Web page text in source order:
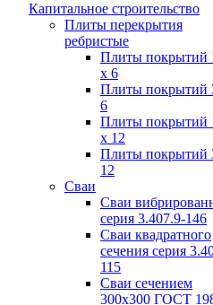
Капитальное строительство
Плиты перекрытия
ребристые
Плиты покрытий
x 6
Плиты покрытий
6
Плиты покрытий
x 12
Плиты покрытий
12
Сваи
Сваи
серия 3.407.9-146
Сваи квадратного
сечения серия
115
Сваи сечением
300х300 ГОСТ